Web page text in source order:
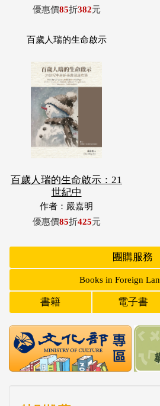
翊齊，張惠東，許玉青，王
優惠價85折382元
百歲人瑞的生命啟示
百歲人瑞的生命啟示：21
世紀中
作者：嚴嘉明
優惠價85折425元
團購服務
Books in Foreign
書籍 電子書